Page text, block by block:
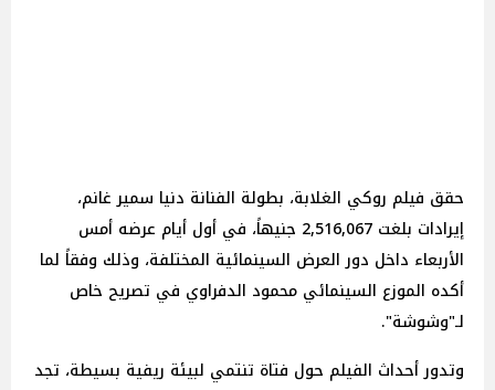
حقق فيلم روكي الغلابة، بطولة الفنانة دنيا سمير غانم،
إيرادات بلغت 2,516,067 جنيهاً، في أول أيام عرضه أمس
الأربعاء داخل دور العرض السينمائية المختلفة، وذلك وفقاً لما
أكده الموزع السينمائي محمود الدفراوي في تصريح خاص
لـ"وشوشة".
وتدور أحداث الفيلم حول فتاة تنتمي لبيئة ريفية بسيطة، تجد